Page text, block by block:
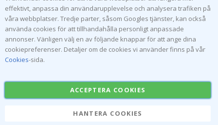
effektivt, anpassa din användarupplevelse och analysera trafiken på
våra webbplatser. Tredje parter, såsom Googles tjänster, kan också
använda cookies för att tillhandahålla personligt anpassade
annonser. Vänligen välj en av följande knappar för att ange dina
cookiepreferenser. Detaljer om de cookies vi använder finns på vår
Cookies-sida.
ACCEPTERA COOKIES
HANTERA COOKIES